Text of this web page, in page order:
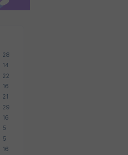
28
14
22
16
21
29
16
5
5
16